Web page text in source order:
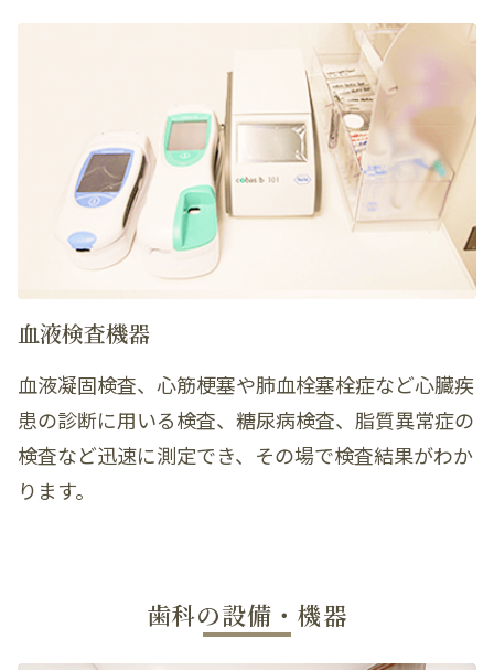
血液検査機器
血液凝固検査、心筋梗塞や肺血栓塞栓症など心臓疾
患の診断に用いる検査、糖尿病検査、脂質異常症の
検査など迅速に測定でき、その場で検査結果がわか
ります。
歯科の設備・機器